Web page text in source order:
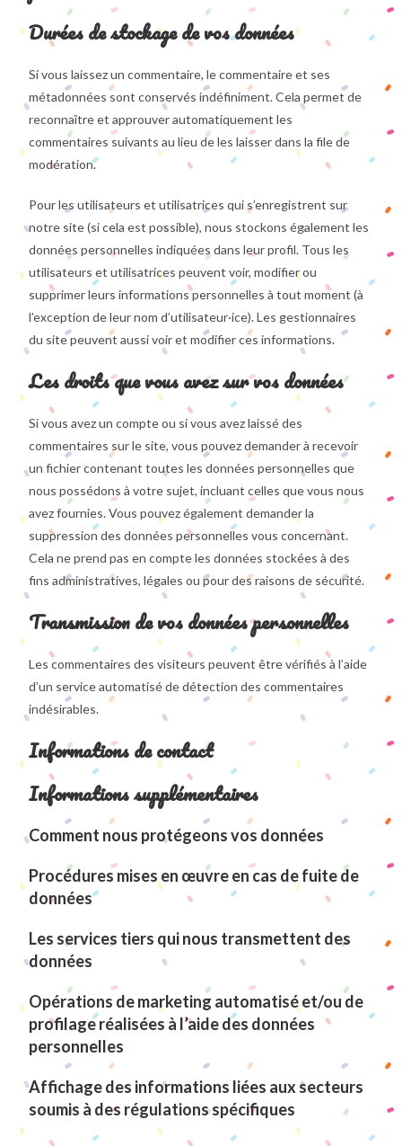
Durées de stockage de vos données
Si vous laissez un commentaire, le commentaire et ses
métadonnées sont conservés indéfiniment. Cela permet de
reconnaître et approuver automatiquement les
commentaires suivants au lieu de les laisser dans la file de
modération.
Pour les utilisateurs et utilisatrices qui s’enregistrent sur
notre site (si cela est possible), nous stockons également les
données personnelles indiquées dans leur profil. Tous les
utilisateurs et utilisatrices peuvent voir, modifier ou
supprimer leurs informations personnelles à tout moment (à
l’exception de leur nom d’utilisateur·ice). Les gestionnaires
du site peuvent aussi voir et modifier ces informations.
Les droits que vous avez sur vos données
Si vous avez un compte ou si vous avez laissé des
commentaires sur le site, vous pouvez demander à recevoir
un fichier contenant toutes les données personnelles que
nous possédons à votre sujet, incluant celles que vous nous
avez fournies. Vous pouvez également demander la
suppression des données personnelles vous concernant.
Cela ne prend pas en compte les données stockées à des
fins administratives, légales ou pour des raisons de sécurité.
Transmission de vos données personnelles
Les commentaires des visiteurs peuvent être vérifiés à l’aide
d’un service automatisé de détection des commentaires
indésirables.
Informations de contact
Informations supplémentaires
Comment nous protégeons vos données
Procédures mises en œuvre en cas de fuite de
données
Les services tiers qui nous transmettent des
données
Opérations de marketing automatisé et/ou de
profilage réalisées à l’aide des données
personnelles
Affichage des informations liées aux secteurs
soumis à des régulations spécifiques